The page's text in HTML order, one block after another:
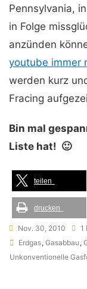
Pennsylvania,
in Folge
anzünden
youtube immer
werden kurz
Fracing
Bin mal
Liste hat! 🙂
teilen
drucken
Nov. 30, 2010 1
Tags
Erdgas, Gasabbau ,
Unkonventionelle